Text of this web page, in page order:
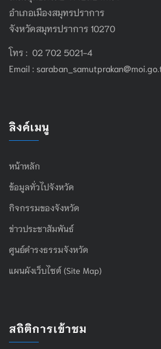
อำเภอเมืองสมุทรปราการ
จังหวัดสมุทรปราการ 10270
โทร : 02 702 5021-4
Email :
ลิงค์เมนู
หน้าหลัก
ข้อมูลทั่วไปจังหวัด
กิจกรรมของจังหวัด
ข่าวประชาสัมพันธ์
ศูนย์ดำรงธรรมจังหวัด
แผนผังเว็บไซต์ (Site Map)
สถิติการเข้าชม